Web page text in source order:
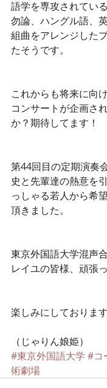
語学を専攻されてい
勿論、ハングル語、
組曲をアレンジした
たそうです。
これからも将来に向
コンサートが企画さ
か？期待してます！
第44回目の定期演奏
史と先輩達の熱意を
っしゃる若人から希
頂きました。
東京外国語大学混声
レイユの皆様、頑張
楽しみにしております
（じゃりん娘姫）
#東京外国語大学 #コ
術劇場